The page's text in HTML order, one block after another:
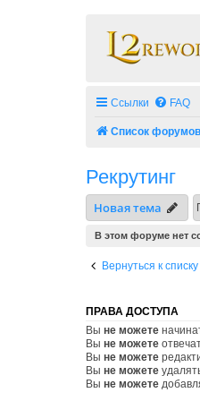
Ссылки FAQ
Список форумов
Рекрутинг
Новая тема
В этом форуме нет
Вернуться к
ПРАВА ДОСТУПА
Вы не можете
Вы не можете
Вы не можете
Вы не можете
Вы не можете